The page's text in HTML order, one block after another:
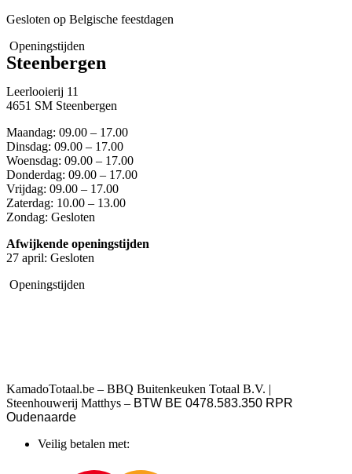
Gesloten op Belgische feestdagen
Openingstijden
Steenbergen
Leerlooierij 11
4651 SM Steenbergen
Maandag: 09.00 – 17.00
Dinsdag: 09.00 – 17.00
Woensdag: 09.00 – 17.00
Donderdag: 09.00 – 17.00
Vrijdag: 09.00 – 17.00
Zaterdag: 10.00 – 13.00
Zondag: Gesloten
Afwijkende openingstijden
27 april: Gesloten
Openingstijden
KamadoTotaal.be – BBQ Buitenkeuken Totaal B.V. |
Steenhouwerij Matthys – BTW BE 0478.583.350 RPR
Oudenaarde
Veilig betalen met: